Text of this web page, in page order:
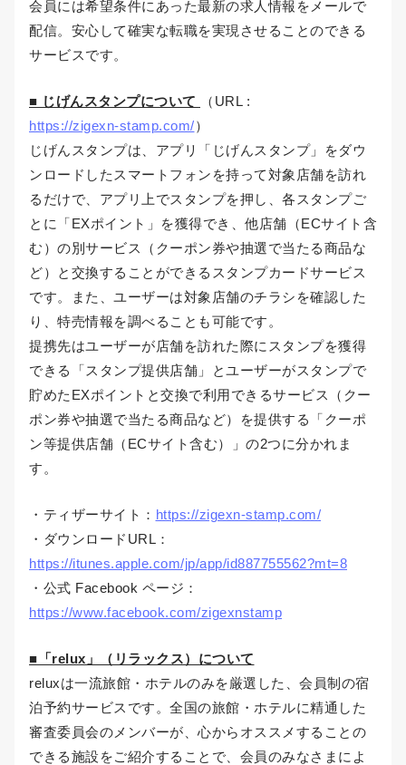
会員には希望条件にあった最新の求人情報をメールで
配信。安心して確実な転職を実現させることのできる
サービスです。
■ じげんスタンプについて
（URL :
https://zigexn-stamp.com/）
じげんスタンプは、アプリ「じげんスタンプ」をダウ
ンロードしたスマートフォンを持って対象店舗を訪れ
るだけで、アプリ上でスタンプを押し、各スタンプご
とに「EXポイント」を獲得でき、他店舗（ECサイト含
む）の別サービス（クーポン券や抽選で当たる商品な
ど）と交換することができるスタンプカードサービス
です。また、ユーザーは対象店舗のチラシを確認した
り、特売情報を調べることも可能です。
提携先はユーザーが店舗を訪れた際にスタンプを獲得
できる「スタンプ提供店舗」とユーザーがスタンプで
貯めたEXポイントと交換で利用できるサービス（クー
ポン券や抽選で当たる商品など）を提供する「クーポ
ン等提供店舗（ECサイト含む）」の2つに分かれま
す。
・ティザーサイト： https://zigexn-stamp.com/
・ダウンロードURL：
https://itunes.apple.com/jp/app/id887755562?mt=8
・公式 Facebook ページ：
https://www.facebook.com/zigexnstamp
■「relux」（リラックス）について
reluxは一流旅館・ホテルのみを厳選した、会員制の宿
泊予約サービスです。全国の旅館・ホテルに精通した
審査委員会のメンバーが、心からオススメすることの
できる施設をご紹介することで、会員のみなさまによ